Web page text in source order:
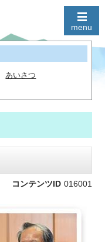
あいさつ
コンテンツID 016001